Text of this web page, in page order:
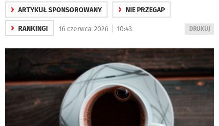
› ARTYKUŁ SPONSOROWANY › NIE PRZEGAP
› RANKINGI
WYDRUKUJ
DRUKUJ
16 czerwca 2026 10:43